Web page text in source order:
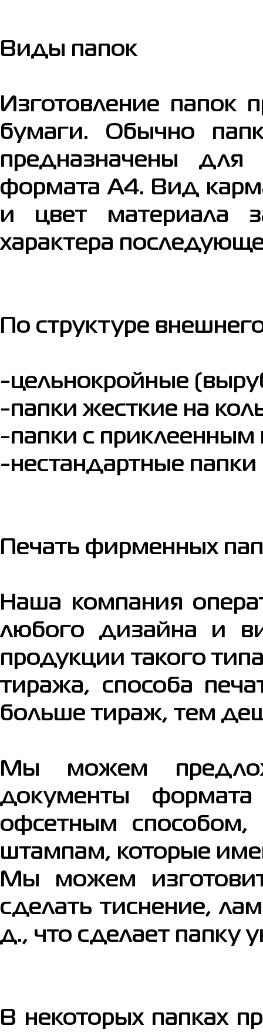
Виды папок
Изготовление папок
бумаги. Обычно
предназначены
формата А4. Вид
и цвет материала
характера
По структуре
-цельнокройные
-папки жесткие на
-папки с приклеенным
-нестандартные папки
Печать фирменных
Наша компания
любого дизайна и
продукции такого
тиража, способа
больше тираж, тем
Мы можем
документы
офсетным способом,
штампам, которые
Мы можем
сделать тиснение,
д., что сделает папку
В некоторых папках